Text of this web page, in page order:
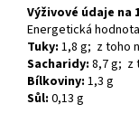
Výživové údaje na
Energetická
Tuky: 1,8 g; z toho
Sacharidy: 8,7 g; z
Bílkoviny: 1,3 g
Sůl: 0,13 g